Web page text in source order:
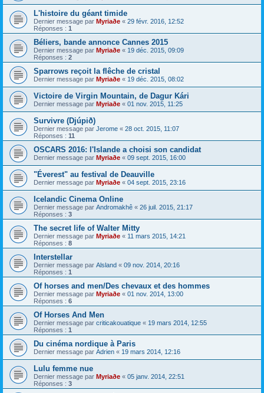
L'histoire du géant timide
Dernier message par Myriaðe « 29 févr. 2016, 12:52
Réponses : 1
Béliers, bande annonce Cannes 2015
Dernier message par Myriaðe « 19 déc. 2015, 09:09
Réponses : 2
Sparrows reçoit la flêche de cristal
Dernier message par Myriaðe « 19 déc. 2015, 08:02
Victoire de Virgin Mountain, de Dagur Kári
Dernier message par Myriaðe « 01 nov. 2015, 11:25
Survivre (Djúpið)
Dernier message par Jerome « 28 oct. 2015, 11:07
Réponses : 11
OSCARS 2016: l'Islande a choisi son candidat
Dernier message par Myriaðe « 09 sept. 2015, 16:00
"Éverest" au festival de Deauville
Dernier message par Myriaðe « 04 sept. 2015, 23:16
Icelandic Cinema Online
Dernier message par Andromakhê « 26 juil. 2015, 21:17
Réponses : 3
The secret life of Walter Mitty
Dernier message par Myriaðe « 11 mars 2015, 14:21
Réponses : 8
Interstellar
Dernier message par Alsland « 09 nov. 2014, 20:16
Réponses : 1
Of horses and men/Des chevaux et des hommes
Dernier message par Myriaðe « 01 nov. 2014, 13:00
Réponses : 6
Of Horses And Men
Dernier message par criticakouatique « 19 mars 2014, 12:55
Réponses : 1
Du cinéma nordique à Paris
Dernier message par Adrien « 19 mars 2014, 12:16
Lulu femme nue
Dernier message par Myriaðe « 05 janv. 2014, 22:51
Réponses : 3